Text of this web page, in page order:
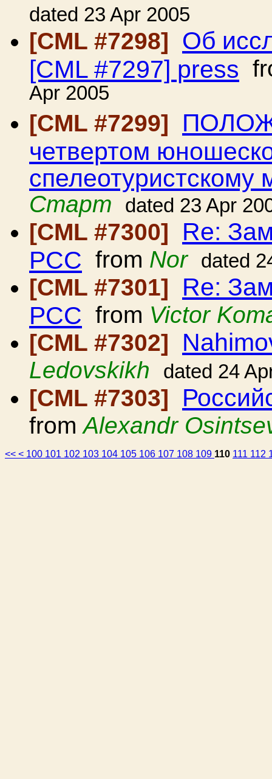
dated 23 Apr 2005
[CML #7298] Об
[CML #7297] press
Apr 2005
[CML #7299]
четвертом
спелеотуристскому
Старт
dated 23 Apr
[CML #7300] Re:
РСС from Nor dated
[CML #7301] Re:
РСС from Victor
[CML #7302]
Ledovskikh dated 24
[CML #7303]
fromAlexandr
<< < 100 101 102 103 104 105 106 107 108 109 110 111 112